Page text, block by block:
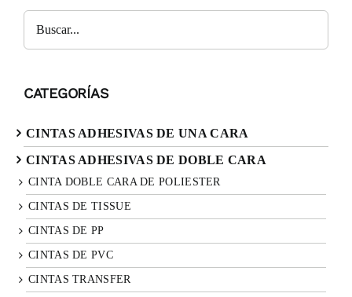
Buscar
CATEGORÍAS
CINTAS ADHESIVAS DE UNA CARA
CINTAS ADHESIVAS DE DOBLE CARA
CINTA DOBLE CARA DE POLIESTER
CINTAS DE TISSUE
CINTAS DE PP
CINTAS DE PVC
CINTAS TRANSFER